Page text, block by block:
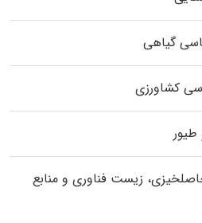
گیاهی
کشاورزی
طیور
زیست فناوری و منابع